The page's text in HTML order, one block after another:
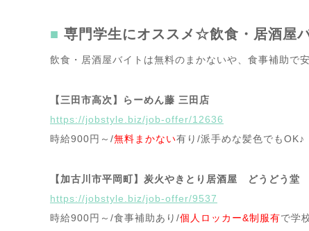
専門学生にオススメ☆飲食・居酒屋
飲食・居酒屋バイトは無料のまかないや、食事補助で
【三田市高次】らーめん藤 三田店
https://jobstyle.biz/job-offer/12636
時給900円～/無料まかない有り/派手めな髪色でもOK♪
【加古川市平岡町】炭火やきとり居酒屋 どうどう堂
https://jobstyle.biz/job-offer/9537
時給900円～/食事補助あり/個人ロッカー&制服有で学